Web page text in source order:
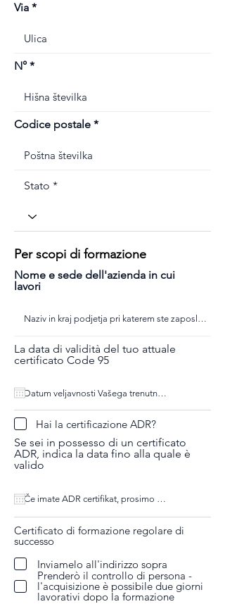
Via
N°
Codice postale
Stato
Per scopi di formazione
Nome e sede dell'azienda in cui
lavori
La data di validità del tuo attuale
certificato Code 95
Hai la certificazione ADR?
Se sei in possesso di un certificato
ADR, indica la data fino alla quale è
valido
Certificato di formazione regolare di
successo
Inviamelo all'indirizzo sopra
Prenderò il controllo di persona -
l'acquisizione è possibile due giorni
lavorativi dopo la formazione